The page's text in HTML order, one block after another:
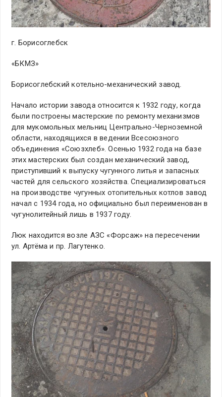
г. Борисоглебск
«БКМЗ»
Борисоглебский котельно-механический завод.
Начало истории завода относится к 1932 году, когда
были построены мастерские по ремонту механизмов
для мукомольных мельниц Центрально-Черноземной
области, находящихся в ведении Всесоюзного
объединения «Союзхлеб». Осенью 1932 года на базе
этих мастерских был создан механический завод,
приступивший к выпуску чугунного литья и запасных
частей для сельского хозяйства. Специализироваться
на производстве чугунных отопительных котлов завод
начал с 1934 года, но официально был переименован в
чугунолитейный лишь в 1937 году.
Люк находится возле АЗС «Форсаж» на пересечении
ул. Артёма и пр. Лагутенко.